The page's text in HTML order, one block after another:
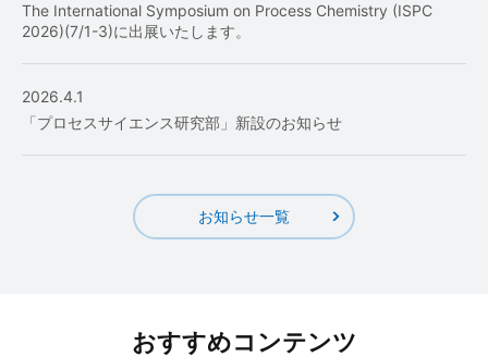
The International Symposium on Process Chemistry (ISPC
2026)(7/1-3)に出展いたします。
2026.4.1
「プロセスサイエンス研究部」新設のお知らせ
お知らせ一覧
おすすめコンテンツ